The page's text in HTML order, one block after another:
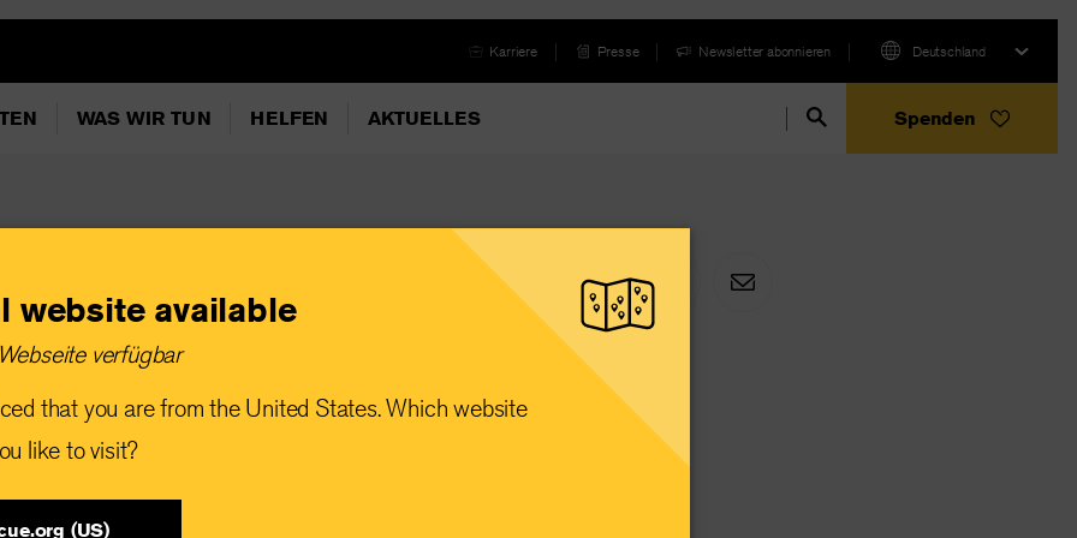
Karriere Presse Newsletter abonnieren Deutschland
WAS WIR TUN HELFEN AKTUELLES Spenden
muss
um eine
in Gaza
website available
verfügbar
that you are from the United States. Which website
like to visit?
(US)